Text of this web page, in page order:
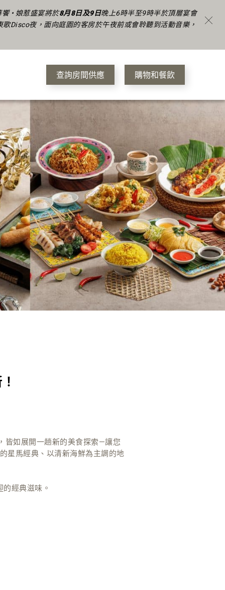
查詢房間供應 購物和餐飲
皆如展開一趟新的美食探索—讓您
星馬經典、以清新海鮮為主調的地
經典滋味。
• 娘惹盛宴將於8月8日及9日晚上6時半至9時半於頂層宴會
歌Disco夜，面向庭園的客房於午夜前或會聆聽到活動音樂，